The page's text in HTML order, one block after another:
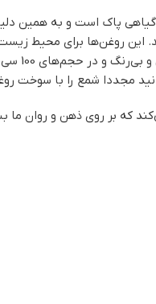
پاک است و به همین
این روغن‌ها برای
مجددا شمع را با سوخت
که بر روی ذهن و روان ما